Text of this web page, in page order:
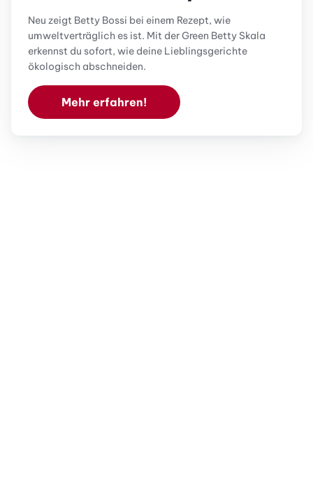
Neu zeigt Betty Bossi bei einem Rezept, wie
umweltverträglich es ist. Mit der Green Betty Skala
erkennst du sofort, wie deine Lieblingsgerichte
ökologisch abschneiden.
Mehr erfahren!